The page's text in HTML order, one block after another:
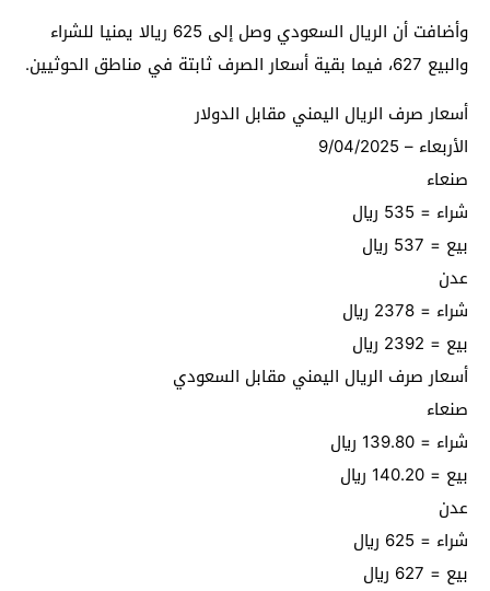
وأضافت أن الريال السعودي وصل إلى 625 ريالا يمنيا للشراء
والبيع 627، فيما بقية أسعار الصرف ثابتة في مناطق الحوثيين.
أسعار صرف الريال اليمني مقابل الدولار
الأربعاء – 9/04/2025
صنعاء
شراء = 535 ريال
بيع = 537 ريال
عدن
شراء = 2378 ريال
بيع = 2392 ريال
أسعار صرف الريال اليمني مقابل السعودي
صنعاء
شراء = 139.80 ريال
بيع = 140.20 ريال
عدن
شراء = 625 ريال
بيع = 627 ريال